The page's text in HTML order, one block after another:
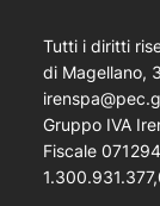
Tutti i diritti
di Magellano,
Gruppo IVA
Fiscale